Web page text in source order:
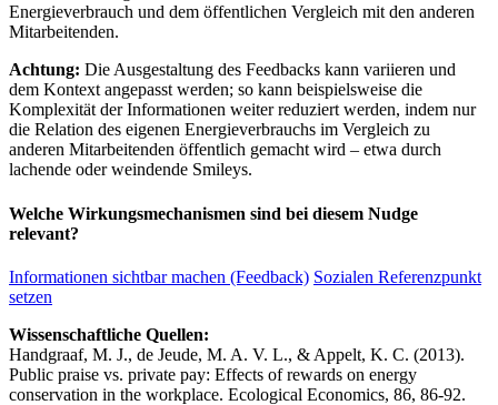
Energieverbrauch und dem öffentlichen Vergleich mit den anderen
Mitarbeitenden.
Achtung: Die Ausgestaltung des Feedbacks kann variieren und
dem Kontext angepasst werden; so kann beispielsweise die
Komplexität der Informationen weiter reduziert werden, indem nur
die Relation des eigenen Energieverbrauchs im Vergleich zu
anderen Mitarbeitenden öffentlich gemacht wird – etwa durch
lachende oder weindende Smileys.
Welche Wirkungsmechanismen sind bei diesem Nudge
relevant?
Informationen sichtbar machen (Feedback) Sozialen Referenzpunkt
setzen
Wissenschaftliche Quellen:
Handgraaf, M. J., de Jeude, M. A. V. L., & Appelt, K. C. (2013).
Public praise vs. private pay: Effects of rewards on energy
conservation in the workplace. Ecological Economics, 86, 86-92.